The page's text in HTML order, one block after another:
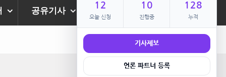
공유기사 로그인
12
오늘 신청
10
진행중
128
누적
기사제보
언론 파트너 등록